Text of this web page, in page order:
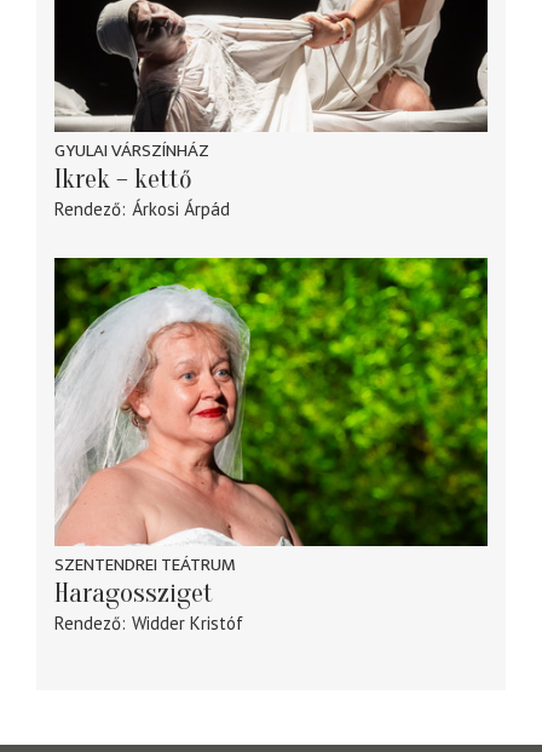
GYULAI VÁRSZÍNHÁZ
Ikrek – kettő
Rendező Árkosi Árpád
SZENTENDREI TEÁTRUM
Haragossziget
Rendező Widder Kristóf